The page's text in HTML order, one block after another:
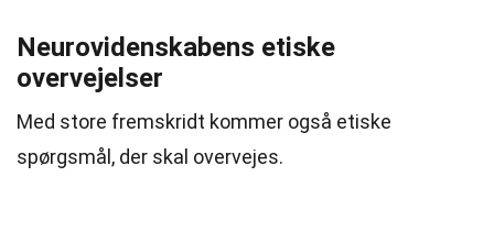
Neurovidenskabens etiske
overvejelser
Med store fremskridt kommer også etiske
spørgsmål, der skal overvejes.